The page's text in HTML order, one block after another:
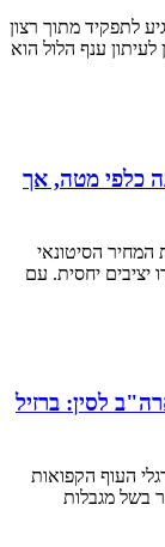
לתפקיד מתוך רצון
ענף הלול הוא
הפטם ל-2026 עודכנה כלפי מטה, אך
הסיטונאי
נותרו יציבים יחסית. עם
לסין: ברזיל
העוף הקפואות
בשל מגבלות